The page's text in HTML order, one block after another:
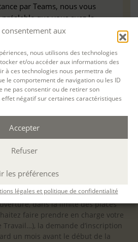
consentement aux
nous utilisons des technologies
et/ou accéder aux informations des
à ces technologies nous permettra de
le comportement de navigation ou les ID
ne pas consentir ou de retirer son
négatif sur certaines caractéristiques
Accepter
Refuser
les préférences
légales et politique de confidentialité
par Teams, nous vous
que vous avez la
requise pour pouvoir travailler
: Configuration
Microsoft Teams | Microsoft
est sensible à l’inclusion des
handicap. Si vous avez besoin
de programme, n’hésitez pas
de votre inscription afin
nos salles).
sont ouvertes jusqu’au dernier
dans la limite des places
faire prendre en charge votre
Travail…), la demande d’inscription
un mois avant le début de la